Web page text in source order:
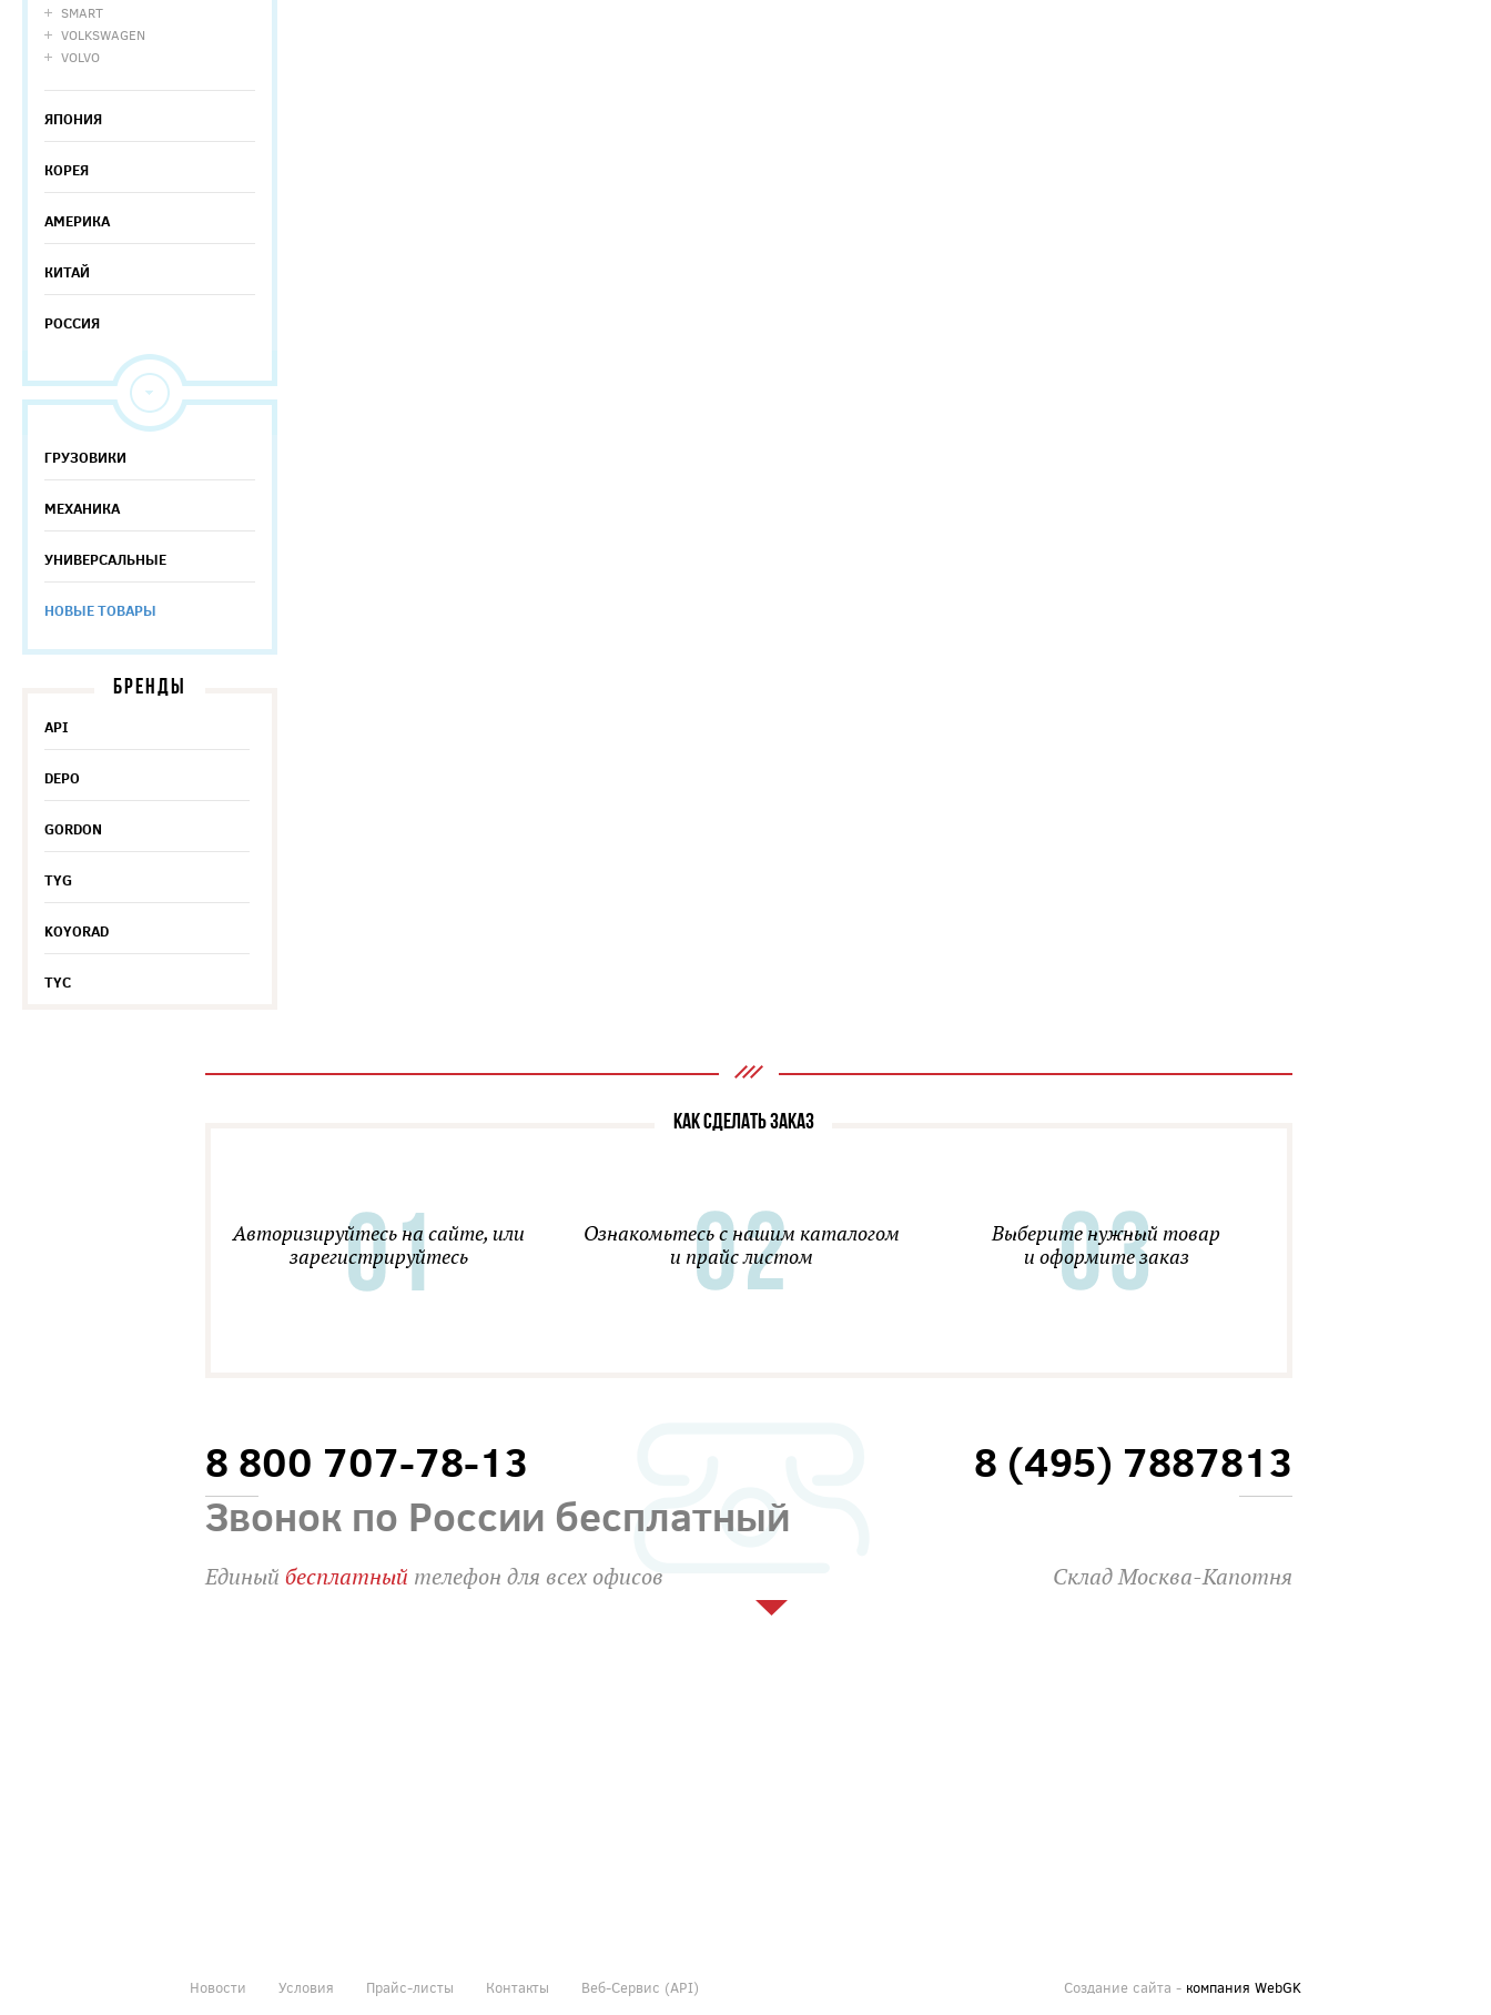
SMART
VOLKSWAGEN
VOLVO
ЯПОНИЯ
КОРЕЯ
АМЕРИКА
КИТАЙ
РОССИЯ
ГРУЗОВИКИ
МЕХАНИКА
УНИВЕРСАЛЬНЫЕ
НОВЫЕ ТОВАРЫ
БРЕНДЫ
API
DEPO
GORDON
TYG
KOYORAD
TYC
КАК СДЕЛАТЬ ЗАКАЗ
Авторизируйтесь на сайте, или
зарегистрируйтесь
Ознакомьтесь с нашим каталогом
и прайс листом
Выберите нужный товар
и оформите заказ
8 800 707-78-13
Звонок по России бесплатный
8 (495) 7887813
Единыйбесплатный телефон для всех офисов Склад Москва-Капотня
Новости Условия Прайс-листы Контакты Веб-Сервис (API) Создание сайта - компания WebGK